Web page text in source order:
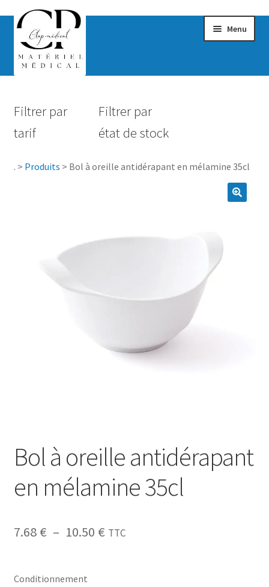
Menu
Hygiène
Vêtements & Chaussures
Filtrer par
tarif
Filtrer par
état de stock
. > Produits > Bol à oreille antidérapant en mélamine 35cl
Bol à oreille antidérapant
en mélamine 35cl
7.68 € – 10.50 € TTC
Conditionnement